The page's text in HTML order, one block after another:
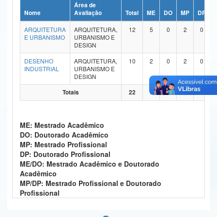
Ministério da Ciência, Tecnologia, Inovações e Comunicações
Ministério do Meio Ambiente
Ministério do Desenvolvimento Regional
Controladoria-Geral da União
Secretaria-Geral
Secretaria de Governo
Gabinete de Segurança Institucional
Advocacia-Geral da União
Nome
Área de
Avaliação
Total ME DO MP DP
ARQUITETURA
E URBANISMO
ARQUITETURA,
URBANISMO E
DESIGN
12 5 0 2 0
DESENHO
INDUSTRIAL
ARQUITETURA,
URBANISMO E
DESIGN
10 2 0 2 0
Totais 22 7 0 4 0
ME: Mestrado Acadêmico
DO: Doutorado Acadêmico
MP: Mestrado Profissional
DP: Doutorado Profissional
ME/DO: Mestrado Acadêmico e Doutorado
Acadêmico
MP/DP: Mestrado Profissional e Doutorado
Profissional